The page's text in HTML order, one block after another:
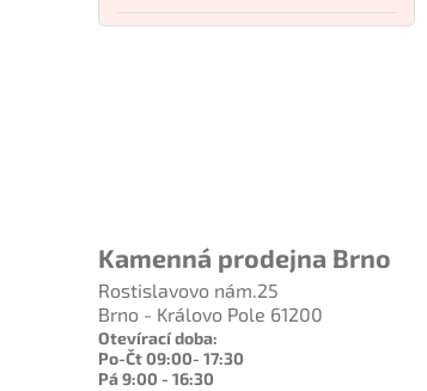
Kamenná prodejna Brno
Rostislavovo nám.25
Brno - Královo Pole 61200
Otevírací doba:
Po-Čt 09:00- 17:30
Pá 9:00 - 16:30